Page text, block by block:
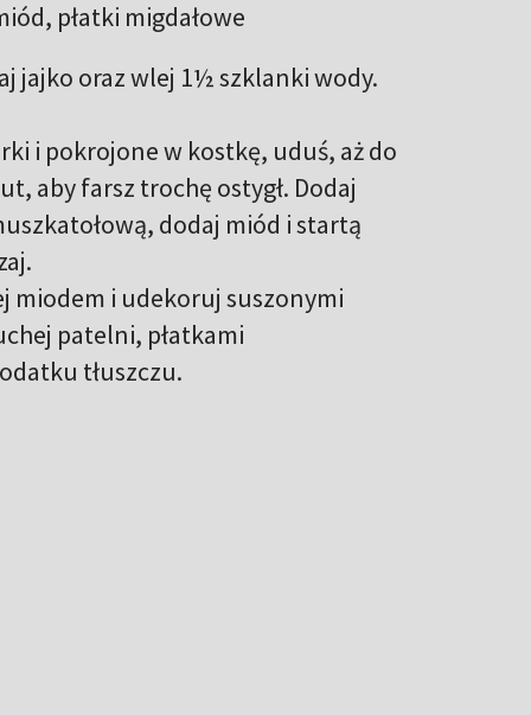
płatki migdałowe
jajko oraz wlej 1½ szklanki wody.
i pokrojone w kostkę, uduś, aż do
aby farsz trochę ostygł. Dodaj
dodaj miód i startą
miodem i udekoruj suszonymi
patelni, płatkami
tłuszczu.